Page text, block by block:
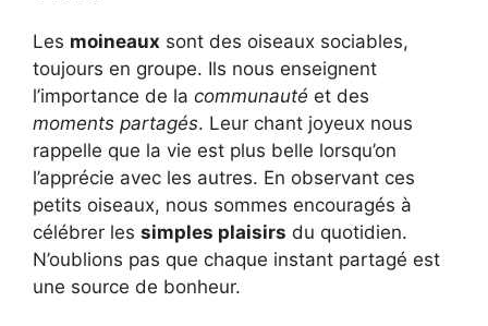
Les moineaux sont des oiseaux sociables,
toujours en groupe. Ils nous enseignent
l’importance de la communauté et des
moments partagés. Leur chant joyeux nous
rappelle que la vie est plus belle lorsqu’on
l’apprécie avec les autres. En observant ces
petits oiseaux, nous sommes encouragés à
célébrer les simples plaisirs du quotidien.
N’oublions pas que chaque instant partagé est
une source de bonheur.